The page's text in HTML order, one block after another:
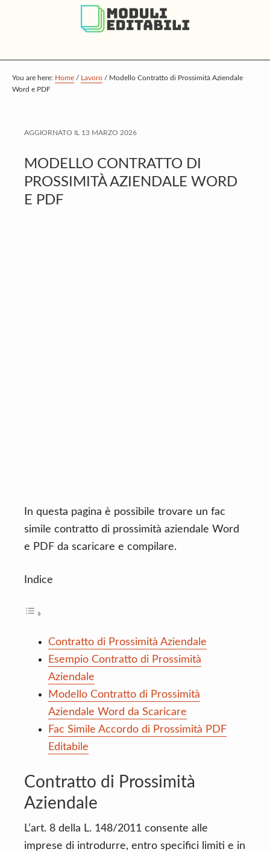
p
t
a
n
c
o
p
t
r
m
a
r
p
t
o
t
e
r
You are here: Home / Lavoro / Modello Contratto di Prossimità Aziendale
Word e PDF
AGGIORNATO IL 13 MARZO 2026
MODELLO CONTRATTO DI
PROSSIMITÀ AZIENDALE WORD
E PDF
In questa pagina è possibile trovare un fac
simile contratto di prossimità aziendale Word
e PDF da scaricare e compilare.
Indice
Contratto di Prossimità Aziendale
Esempio Contratto di Prossimità
Aziendale
Modello Contratto di Prossimità
Aziendale Word da Scaricare
Fac Simile Accordo di Prossimità PDF
Editabile
Contratto di Prossimità
Aziendale
L’art. 8 della L. 148/2011 consente alle
imprese di introdurre, entro specifici limiti e in